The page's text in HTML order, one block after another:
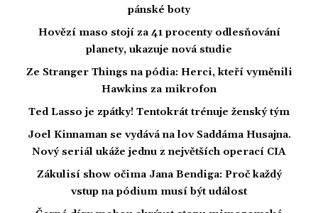
pánské boty
Hovězí maso stojí za 41 procenty odlesňování
planety, ukazuje nová studie
Ze Stranger Things na pódia: Herci, kteří vyměnili
Hawkins za mikrofon
Ted Lasso je zpátky! Tentokrát trénuje ženský tým
Joel Kinnaman se vydává na lov Saddáma Husajna.
Nový seriál ukáže jednu z největších operací CIA
Zákulisí show očima Jana Bendiga: Proč každý
vstup na pódium musí být událost